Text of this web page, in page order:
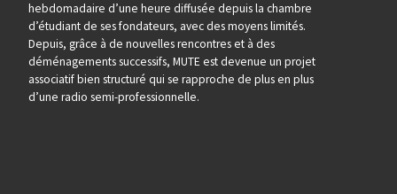
hebdomadaire d’une heure diffusée depuis la chambre
d’étudiant de ses fondateurs, avec des moyens limités.
Depuis, grâce à de nouvelles rencontres et à des
déménagements successifs, MUTE est devenue un projet
associatif bien structuré qui se rapproche de plus en plus
d’une radio semi-professionnelle.